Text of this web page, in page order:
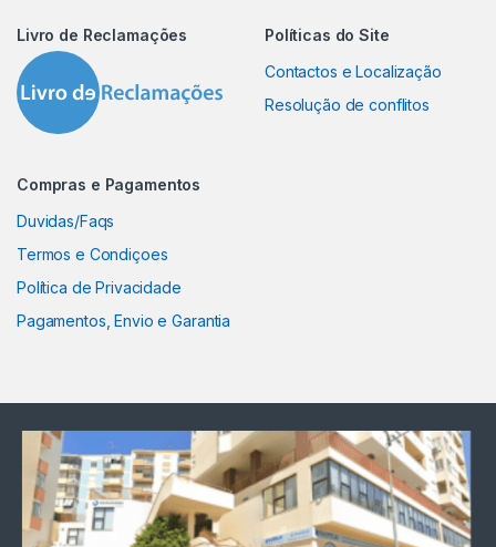
Livro de Reclamações
Políticas do Site
Contactos e Localização
Resolução de conflitos
Compras e Pagamentos
Duvidas/Faqs
Termos e Condiçoes
Política de Privacidade
Pagamentos, Envio e Garantia